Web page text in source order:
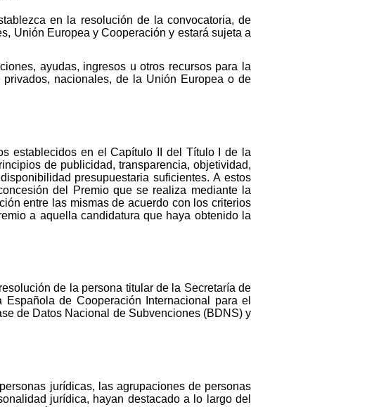
en la resolución de la convocatoria, de
Unión Europea y Cooperación y estará sujeta a
ayudas, ingresos u otros recursos para la
nacionales, de la Unión Europea o de
establecidos en el Capítulo II del Título I de la
de publicidad, transparencia, objetividad,
presupuestaria suficientes. A estos
del Premio que se realiza mediante la
entre las mismas de acuerdo con los criterios
a aquella candidatura que haya obtenido la
de la persona titular de la Secretaría de
de Cooperación Internacional para el
de Datos Nacional de Subvenciones (BDNS) y
jurídicas, las agrupaciones de personas
jurídica, hayan destacado a lo largo del